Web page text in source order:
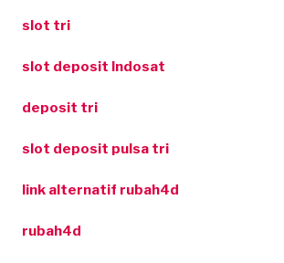
slot tri
slot deposit Indosat
deposit tri
slot deposit pulsa tri
link alternatif rubah4d
rubah4d